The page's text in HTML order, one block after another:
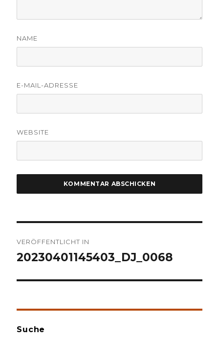
NAME
E-MAIL-ADRESSE
WEBSITE
VERÖFFENTLICHT IN
20230401145403_DJ_0068
Suche